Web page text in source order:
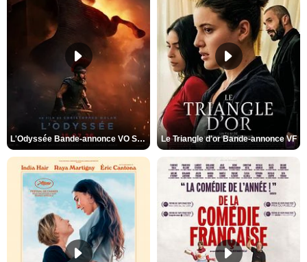
L'Odyssée Bande-annonce VO STFR Le Triangle d'or Bande-annonce VF